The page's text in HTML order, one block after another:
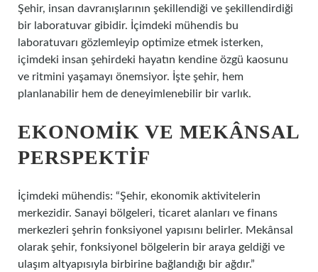
Şehir, insan davranışlarının şekillendiği ve şekillendirdiği
bir laboratuvar gibidir. İçimdeki mühendis bu
laboratuvarı gözlemleyip optimize etmek isterken,
içimdeki insan şehirdeki hayatın kendine özgü kaosunu
ve ritmini yaşamayı önemsiyor. İşte şehir, hem
planlanabilir hem de deneyimlenebilir bir varlık.
EKONOMIK VE MEKÂNSAL
PERSPEKTIF
İçimdeki mühendis: “Şehir, ekonomik aktivitelerin
merkezidir. Sanayi bölgeleri, ticaret alanları ve finans
merkezleri şehrin fonksiyonel yapısını belirler. Mekânsal
olarak şehir, fonksiyonel bölgelerin bir araya geldiği ve
ulaşım altyapısıyla birbirine bağlandığı bir ağdır.”